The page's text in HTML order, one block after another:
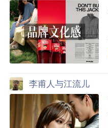
李甫人与江流儿